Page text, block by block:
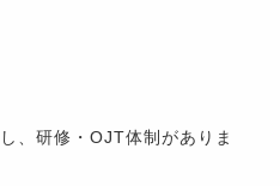
、研修・OJT体制がありま